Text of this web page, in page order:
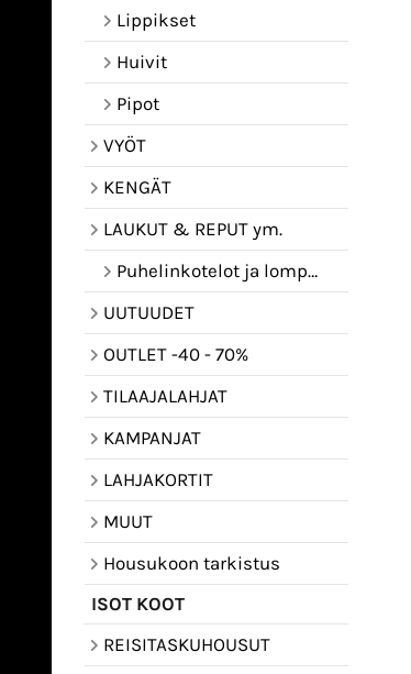
Lippikset
Huivit
Pipot
VYÖT
KENGÄT
LAUKUT & REPUT ym.
Puhelinkotelot ja lompakot
UUTUUDET
OUTLET -40 - 70%
TILAAJALAHJAT
KAMPANJAT
LAHJAKORTIT
MUUT
Housukoon tarkistus
ISOT KOOT
REISITASKUHOUSUT